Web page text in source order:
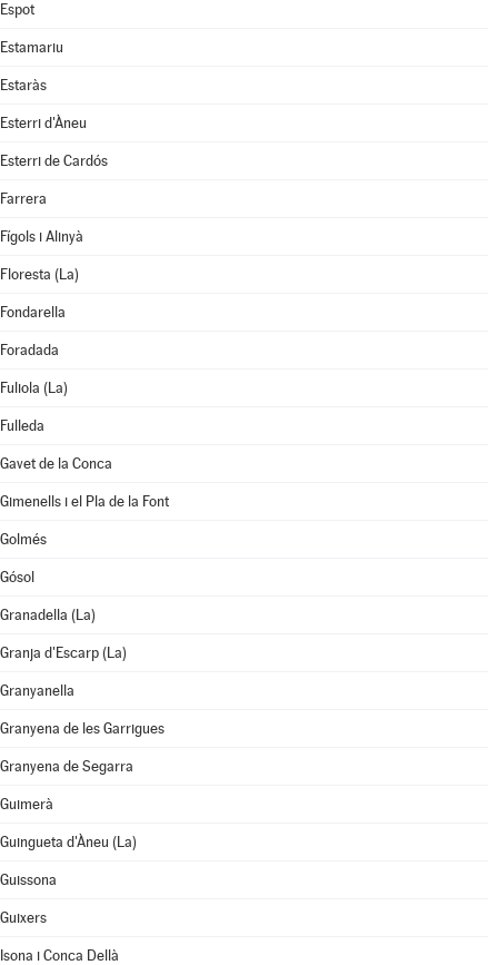
Espot
Estamariu
Estaràs
Esterri d'Àneu
Esterri de Cardós
Farrera
Fígols i Alinyà
Floresta (La)
Fondarella
Foradada
Fuliola (La)
Fulleda
Gavet de la Conca
Gimenells i el Pla de la Font
Golmés
Gósol
Granadella (La)
Granja d'Escarp (La)
Granyanella
Granyena de les Garrigues
Granyena de Segarra
Guimerà
Guingueta d'Àneu (La)
Guissona
Guixers
Isona i Conca Dellà